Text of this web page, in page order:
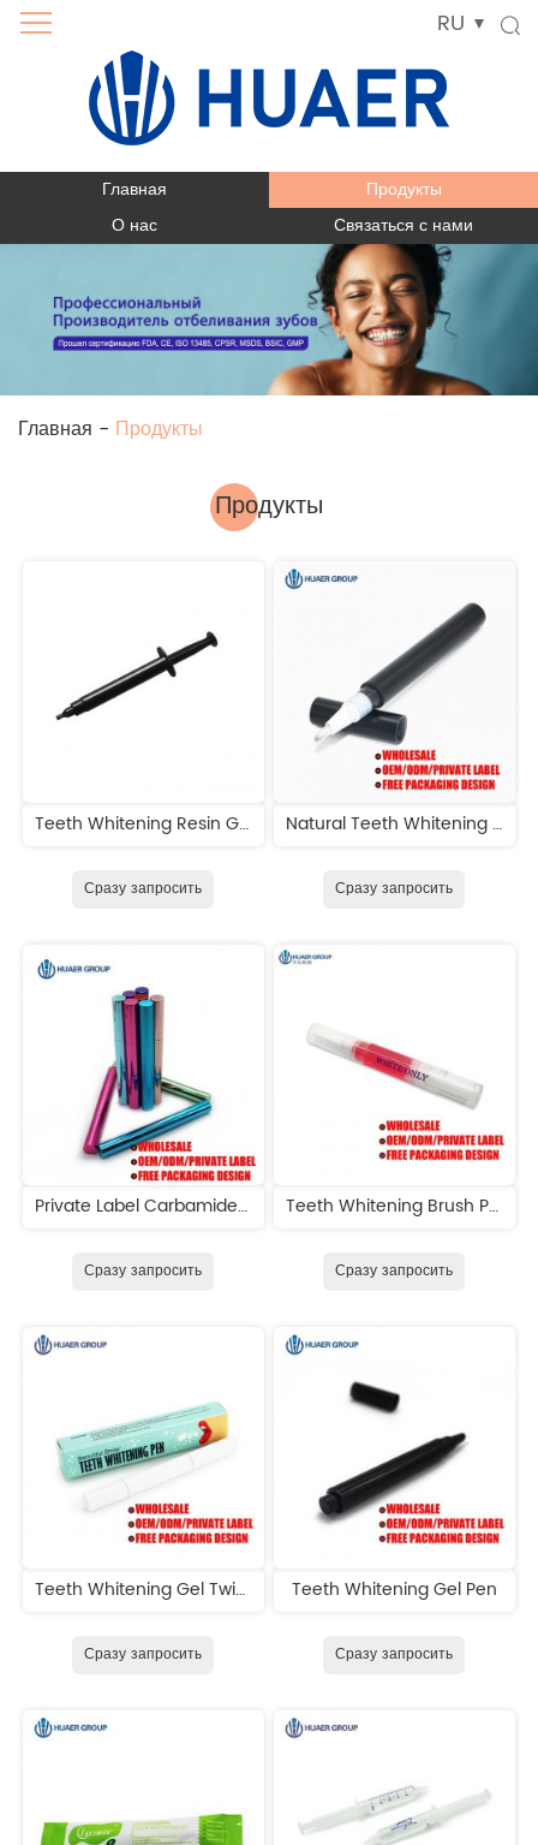
RU
Главная
Продукты
О нас
Связаться с нами
Главная - Продукты
Продукты
Teeth Whitening Resin Gum Protection Gel Gingival Barrier
Сразу запросить
Natural Teeth Whitening Pen
Сразу запросить
Private Label Carbamide Peroxide Teeth Whitening Pen
Сразу запросить
Teeth Whitening Brush Pen
Сразу запросить
Teeth Whitening Gel Twist Pen
Сразу запросить
Teeth Whitening Gel Pen
Сразу запросить